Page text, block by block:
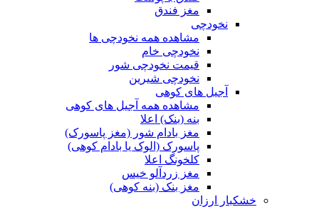
مغز فندق
نخودچی
مشاهده همه نخودچی ها
نخودچی خام
قیمت نخودچی شور
نخودچی شیرین
آجیل های کوهی
مشاهده همه آجیل های کوهی
بنه (بنک) اعلا
مغز بادام شور (مغز پاسورک)
پاسورک (الوک یا بادام کوهی)
کلخونگ اعلا
مغز زردآلو خیس
مغز بنک (بنه کوهی)
خشکبار ارزان